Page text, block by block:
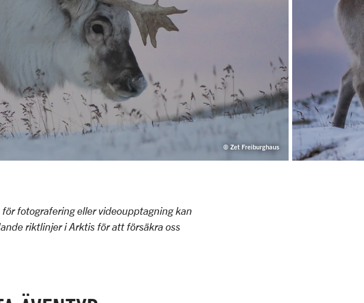
© Zet Freiburghaus
fotografering eller videoupptagning kan
riktlinjer i Arktis för att försäkra oss